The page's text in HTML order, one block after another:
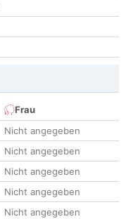
Frau
Nicht angegeben
Nicht angegeben
Nicht angegeben
Nicht angegeben
Nicht angegeben